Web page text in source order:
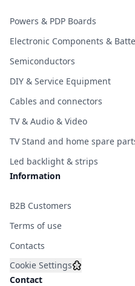
Powers & PDP Boards
Electronic Components &
Semiconductors
DIY & Service Equipment
Cables and connectors
TV & Audio & Video
TV Stand and home spare
Led backlight & strips
Information
B2B Customers
Terms of use
Contacts
Cookie Settings
Contact